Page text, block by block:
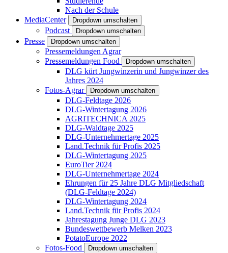
Nach der Schule
MediaCenter
Dropdown umschalten
Podcast Dropdown umschalten
Presse Dropdown umschalten
Pressemeldungen Agrar
Pressemeldungen Food
Dropdown umschalten
DLG kürt Jungwinzerin und Jungwinzer des
Jahres 2024
Fotos-Agrar
Dropdown umschalten
DLG-Feldtage 2026
DLG-Wintertagung 2026
AGRITECHNICA 2025
DLG-Waldtage 2025
DLG-Unternehmertage 2025
Land.Technik für Profis 2025
DLG-Wintertagung 2025
EuroTier 2024
DLG-Unternehmertage 2024
Ehrungen für 25 Jahre DLG Mitgliedschaft
(DLG-Feldtage 2024)
DLG-Wintertagung 2024
Land.Technik für Profis 2024
Jahrestagung Junge DLG 2023
Bundeswettbewerb Melken 2023
PotatoEurope 2022
Fotos-Food
Dropdown umschalten